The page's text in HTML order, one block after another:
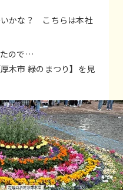
いかな？ こちらは本社
たので…
木市 緑のまつり】を見